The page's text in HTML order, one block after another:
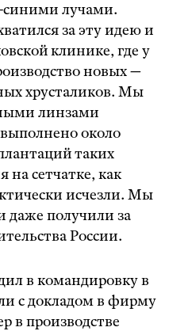
синими лучами.
за эту идею и
клинике, где у
новых —
хрусталиков. Мы
линзами
около
таких
на сетчатке, как
исчезли. Мы
даже получили за
России.
в командировку в
с докладом в фирму
в производстве